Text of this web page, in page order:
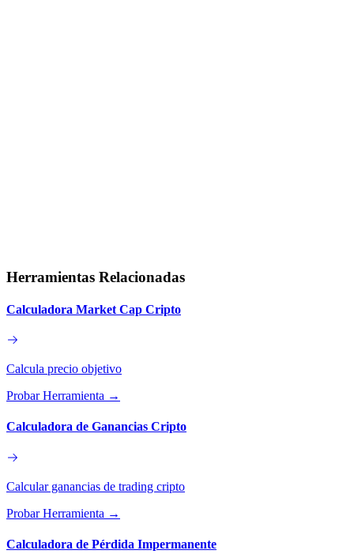
Herramientas Relacionadas
Calculadora Market Cap Cripto
Calcula precio objetivo
Probar Herramienta →
Calculadora de Ganancias Cripto
Calcular ganancias de trading cripto
Probar Herramienta →
Calculadora de Pérdida Impermanente